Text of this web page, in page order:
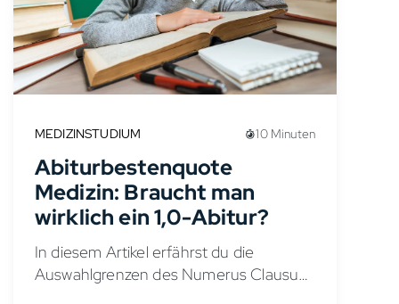
MEDIZINSTUDIUM 10 Minuten
Abiturbestenquote
Medizin: Braucht man
wirklich ein 1,0-Abitur?
In diesem Artikel erfährst du die
Auswahlgrenzen des Numerus Clausus,